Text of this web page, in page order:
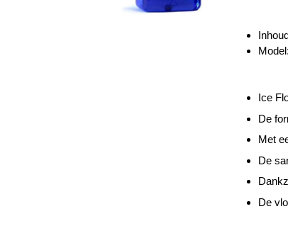
Model:
Ice
De
Met
De
De